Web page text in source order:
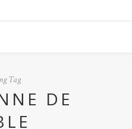
Tag
DE